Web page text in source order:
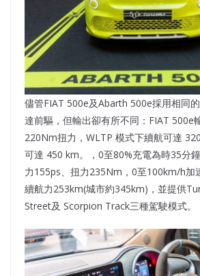
儘管FIAT 500e及Abarth 500e採用相同
達前驅，但輸出卻有所不同：FIAT 500e
220Nm扭力，WLTP 模式下續航可達
可達 450 km。，0至80%充電為時35分
力155ps、扭力235Nm，0至100km/h加
續航力253km(城市約345km)，並提供
Street及 Scorpion Track三種駕駛模式。